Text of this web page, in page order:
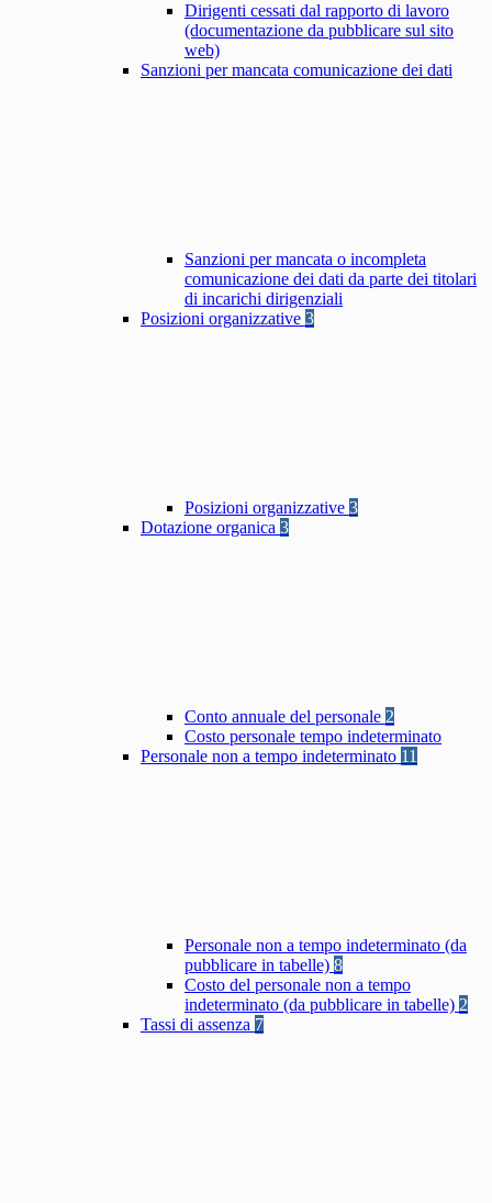
Dirigenti cessati dal rapporto di lavoro
(documentazione da pubblicare sul sito
web)
Sanzioni per mancata comunicazione dei dati
Sanzioni per mancata o incompleta
comunicazione dei dati da parte dei titolari
di incarichi dirigenziali
Posizioni organizzative 3
Posizioni organizzative 3
Dotazione organica 3
Conto annuale del personale 2
Costo personale tempo indeterminato
Personale non a tempo indeterminato 11
Personale non a tempo indeterminato (da
pubblicare in tabelle) 8
Costo del personale non a tempo
indeterminato (da pubblicare in tabelle) 2
Tassi di assenza 7